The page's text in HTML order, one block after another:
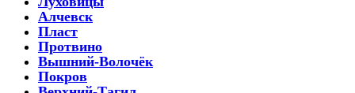
Алчевск
Пласт
Протвино
Вышний-Волочёк
Покров